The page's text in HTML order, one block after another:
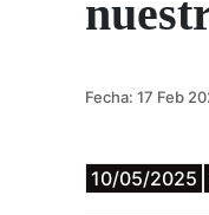
Fecha: 17 Feb
10/05/2025